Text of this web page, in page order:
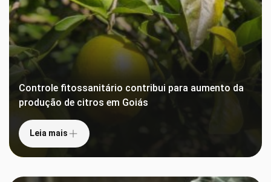
Controle fitossanitário contribui para aumento da
produção de citros em Goiás
Leia mais